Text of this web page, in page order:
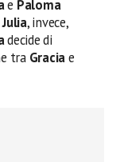
e Paloma
, invece,
decide di
tra Graciae